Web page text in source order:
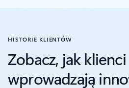
HISTORIE KLIENTÓW
Zobacz, jak klienci
wprowadzają